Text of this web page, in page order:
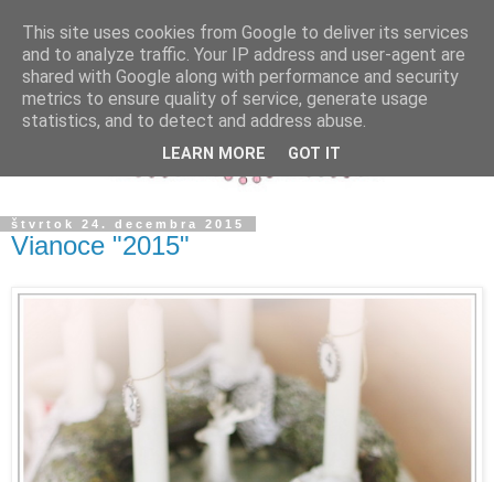
štvrtok 24. decembra 2015
Vianoce "2015"
This site uses cookies from Google to deliver its services
and to analyze traffic. Your IP address and user-agent are
shared with Google along with performance and security
metrics to ensure quality of service, generate usage
statistics, and to detect and address abuse.
LEARN MORE GOT IT